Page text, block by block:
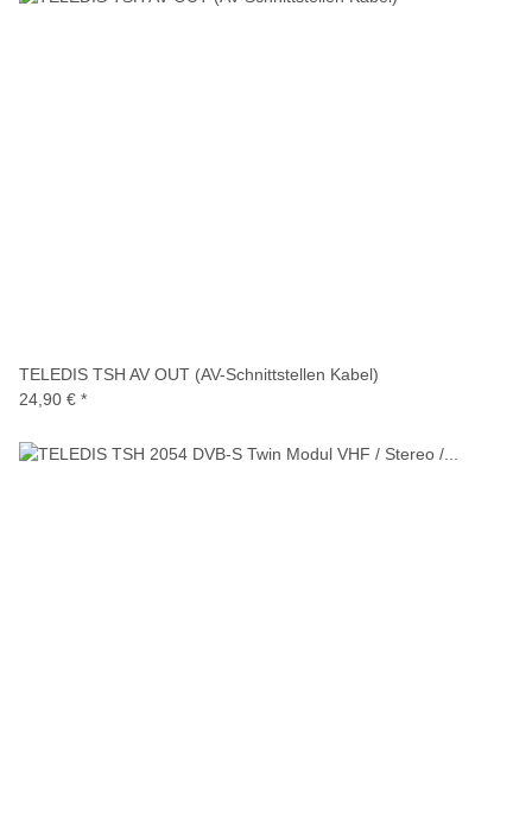
TELEDIS TSH AV OUT (AV-Schnittstellen Kabel)
24,90 € *